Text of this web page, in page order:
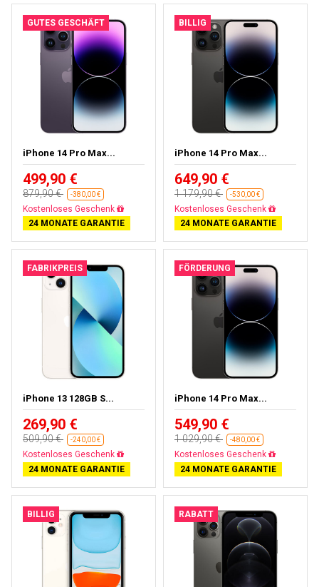
GUTES GESCHÄFT
iPhone 14 Pro Max...
499,90 €
879,90 € -380,00 €
Gratisversand
24 MONATE GARANTIE
BILLIG
iPhone 14 Pro Max...
649,90 €
1 179,90 € -530,00 €
Gratisversand
24 MONATE GARANTIE
FABRIKPREIS
iPhone 13 128GB S...
269,90 €
509,90 € -240,00 €
Gratisversand
24 MONATE GARANTIE
FÖRDERUNG
iPhone 14 Pro Max...
549,90 €
1 029,90 € -480,00 €
Gratisversand
24 MONATE GARANTIE
BILLIG RABATT